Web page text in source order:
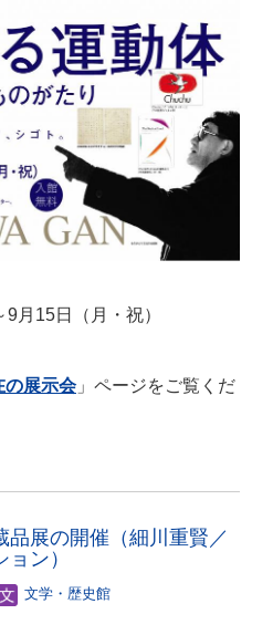
月15日（月・祝）
の展示会」ページをご覧くだ
品展の開催（細川重賢／
ン）
文学・歴史館